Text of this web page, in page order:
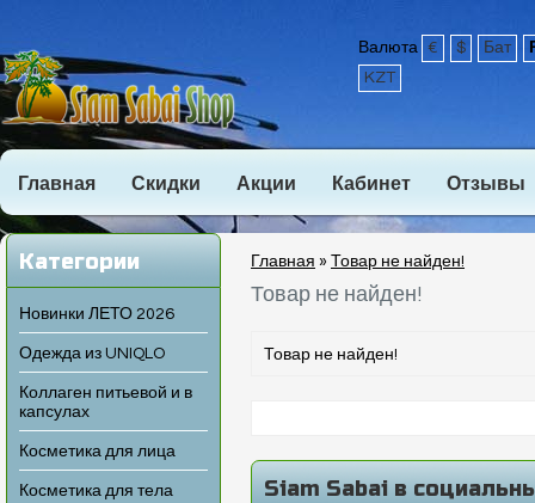
Валюта € $ Бат
KZT
Главная Скидки Акции Кабинет Отзывы
Категории
Новинки ЛЕТО 2026
Одежда из UNIQLO
Коллаген питьевой и в
капсулах
Косметика для лица
Косметика для тела
Главная » Товар не найден!
Товар не найден!
Товар не найден!
Siam Sabai в